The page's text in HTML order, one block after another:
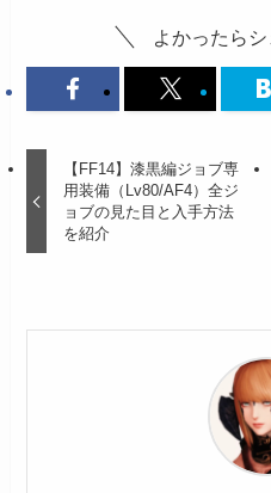
よかったらシ
【FF14】漆黒編ジョブ専
用装備（Lv80/AF4）全ジ
ョブの見た目と入手方法
を紹介